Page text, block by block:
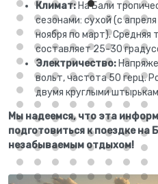
Климат:На Бали
сезонами: сухой (с
ноября по март). Средняя
составляет 25-30
Электричество:
вольт, частота 50 герц.
двумя круглыми
Мы надеемся, что эта
подготовиться к поездке на
незабываемым отдыхом!